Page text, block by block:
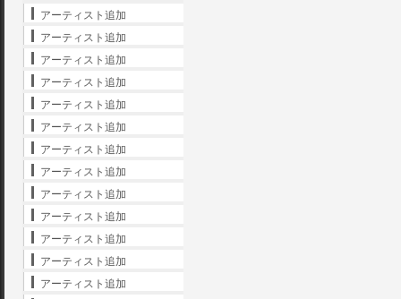
アーティスト追加
アーティスト追加
アーティスト追加
アーティスト追加
アーティスト追加
アーティスト追加
アーティスト追加
アーティスト追加
アーティスト追加
アーティスト追加
アーティスト追加
アーティスト追加
アーティスト追加